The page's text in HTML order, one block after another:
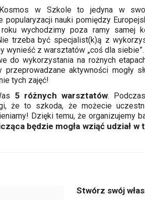
Kosmos w Szkole to jedyna w
nauki pomiędzy
wychodzimy poza ramy samej
trzeba być specjalist(k)ą z
wynieść z warsztatów „coś dla
do wykorzystania na rożnych
aktywności mogły
tych zajęć!
5 różnych warsztatów.
że to szkoda, że możecie
Dzięki temu, że organizujemy
będzie mogła wziąć udział
Stwórz swój